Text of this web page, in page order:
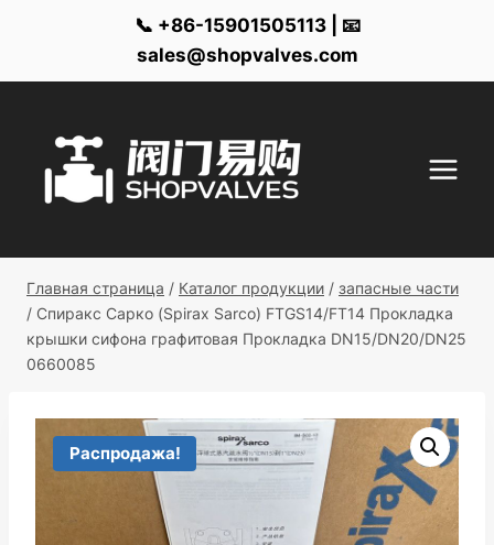
📞 +86-15901505113 | 📧
sales@shopvalves.com
контенту
Главная страница / Каталог продукции / запасные части
/ Спиракс Сарко (Spirax Sarco) FTGS14/FT14 Прокладка
крышки сифона графитовая Прокладка DN15/DN20/DN25
0660085
Распродажа!